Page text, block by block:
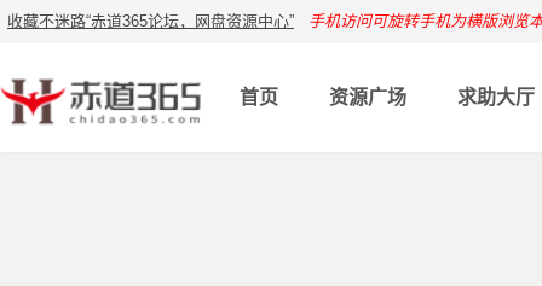
收藏不迷路“赤道365论坛，网盘资源中心” 手机访问可旋转手机为横版浏览
首页 资源广场 求助大厅